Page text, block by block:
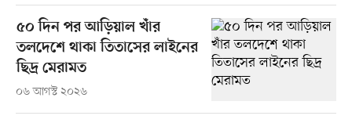
৫০ দিন পর আড়িয়াল খাঁর
তলদেশে থাকা তিতাসের লাইনের
ছিদ্র মেরামত
০৬ আগস্ট ২০২৬